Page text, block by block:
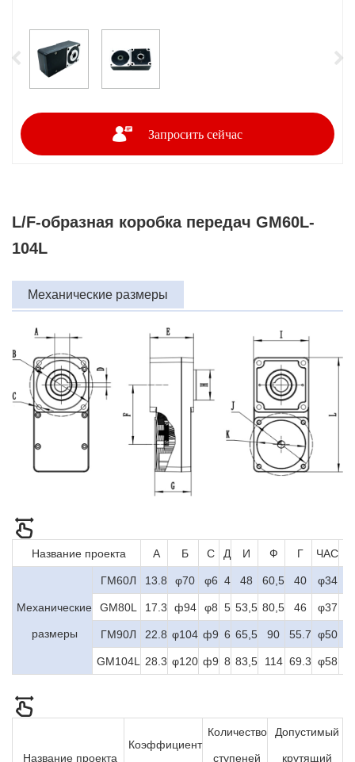
Запросить сейчас
L/F-образная коробка передач GM60L-
104L
Механические размеры
Название проекта А Б С Д И Ф Г ЧАС
Механические
размеры
ГМ60Л 13.8 φ70 φ6 4 48 60,5 40 φ34
GM80L 17.3 ф94 φ8 5 53,5 80,5 46 φ37
ГМ90Л 22.8 φ104 ф9 6 65,5 90 55.7 φ50
GM104L 28.3 φ120 ф9 8 83,5 114 69.3 φ58
Название проекта
Коэффициент
Количество
ступеней
Допустимый
крутящий